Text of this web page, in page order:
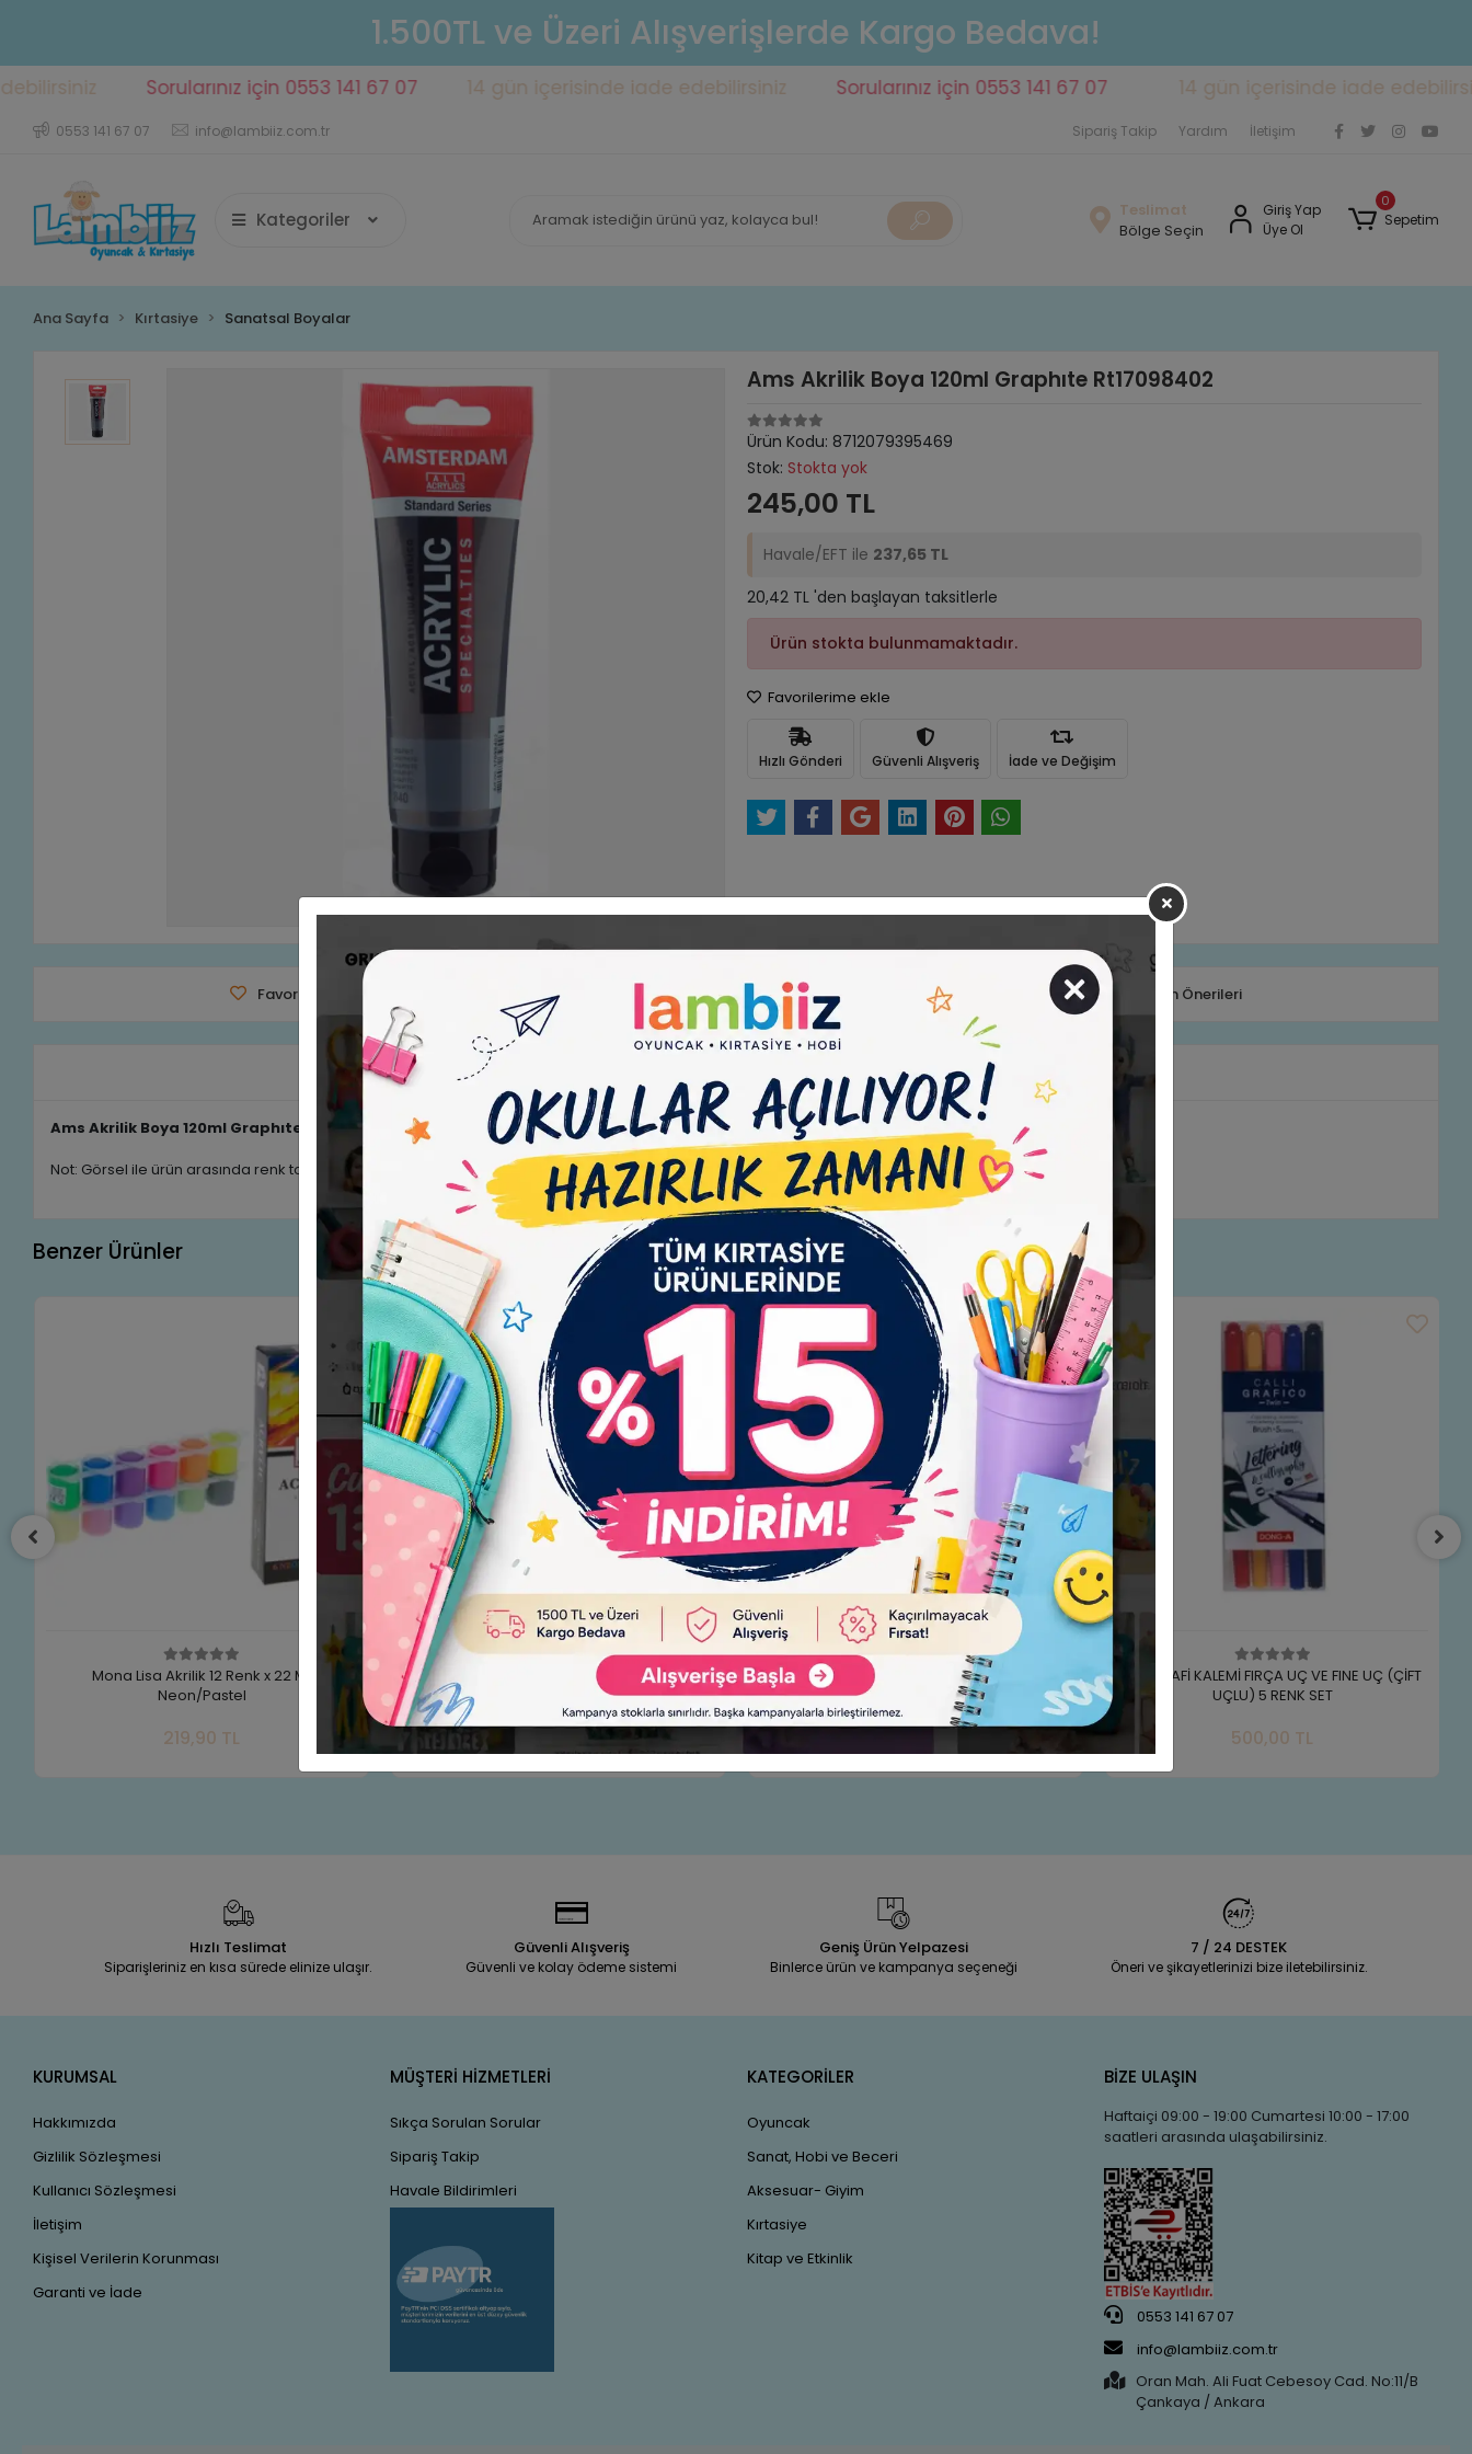
1.500TL ve Üzeri Alışverişlerde Kargo Bedava!
Sorularınız için 0553 141 67 07 14 gün içerisinde iade edebilirsiniz Sorularınız için 0553 141 67 07 14 gün içerisinde iade edebilirsiniz
0553 141 67 07 info@lambiiz.com.tr Sipariş Takip Yardım İletişim
Kategoriler
Teslimat
Bölge Seçin
Giriş Yap
Üye Ol
0
Sepetim
Ana Sayfa Kırtasiye Sanatsal Boyalar
Ams Akrilik Boya 120ml Graphıte Rt17098402
Ürün Kodu: 8712079395469
Stok: Stokta yok
245,00 TL
Havale/EFT ile 237,65 TL
20,42 TL 'den başlayan taksitlerle
Ürün stokta bulunmamaktadır.
Favorilerime ekle
Hızlı Gönderi Güvenli Alışveriş İade ve Değişim
Favorilerime Ekle Yorum Yaz Karşılaştır Gelince Haber Ver Telefonla Sipariş Ürün Önerileri
Ürün Açıklaması Taksit Seçenekleri Yorumlar
Ams Akrilik Boya 120ml Graphıte Rt17098402
Not: Görsel ile ürün arasında renk tonu farkı olabilir
Benzer Ürünler
Mona Lisa Akrilik 12 Renk x 22 ML
Neon/Pastel
219,90 TL
Rich Akrilik Boya Master 120 CC Beyaz 120-
99,90 TL
Sepete Ekle
NOVA COLOR AKRİLİK BOYA 6 LI (6*100)
Sepete Ekle
KALİGRAFİ KALEMİ FIRÇA UÇ VE FINE UÇ (ÇİFT
UÇLU) 5 RENK SET
500,00 TL
Hızlı Teslimat
Siparişleriniz en kısa sürede elinize ulaşır.
Güvenli Alışveriş
Güvenli ve kolay ödeme sistemi
Geniş Ürün Yelpazesi
Binlerce ürün ve kampanya seçeneği
7 / 24 DESTEK
Öneri ve şikayetlerinizi bize iletebilirsiniz.
KURUMSAL
Hakkımızda
Gizlilik Sözleşmesi
Kullanıcı Sözleşmesi
İletişim
Kişisel Verilerin Korunması
Garanti ve İade
MÜŞTERİ HİZMETLERİ
Sıkça Sorulan Sorular
Sipariş Takip
Havale Bildirimleri
KATEGORİLER
Oyuncak
Sanat, Hobi ve Beceri
Aksesuar- Giyim
Kırtasiye
Kitap ve Etkinlik
BİZE ULAŞIN
Haftaiçi 09:00 - 19:00 Cumartesi 10:00 - 17:00
saatleri arasında ulaşabilirsiniz.
0553 141 67 07
info@lambiiz.com.tr
Oran Mah. Ali Fuat Cebesoy Cad. No:11/B
Çankaya / Ankara